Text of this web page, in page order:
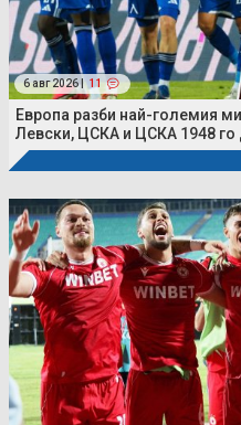
6 авг 2026 | 11
Европа разби най-големия
Левски, ЦСКА и ЦСКА 1948 го